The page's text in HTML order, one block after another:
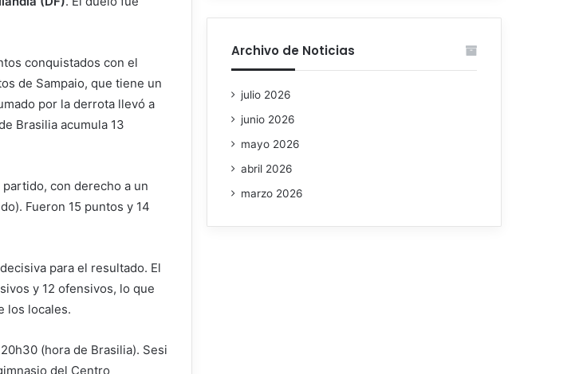
conquistados con el
de Sampaio, que tiene un
por la derrota llevó a
Brasilia acumula 13
con derecho a un
Fueron 15 puntos y 14
para el resultado. El
y 12 ofensivos, lo que
los locales.
(hora de Brasilia). Sesi
del Centro
Archivo de Noticias
julio 2026
junio 2026
mayo 2026
abril 2026
marzo 2026